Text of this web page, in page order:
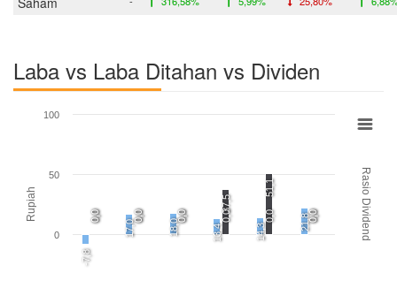
Laba vs Laba Ditahan vs Dividen
Rupiah Rasio Dividend
-7,8
17,0 18,0 13,4 14,3
21,8
0,0 0,0 0,0
37,5
51,1
0,0
0,0 0,0 0,0 0,0 0,0 0,0
0
50
100